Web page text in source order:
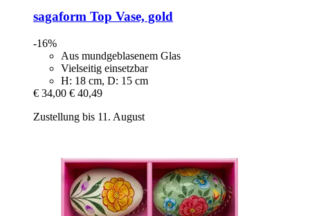
sagaform Top Vase, gold
-16%
Aus mundgeblasenem Glas
Vielseitig einsetzbar
H: 18 cm, D: 15 cm
€ 34,00 € 40,49
Zustellung bis 11. August